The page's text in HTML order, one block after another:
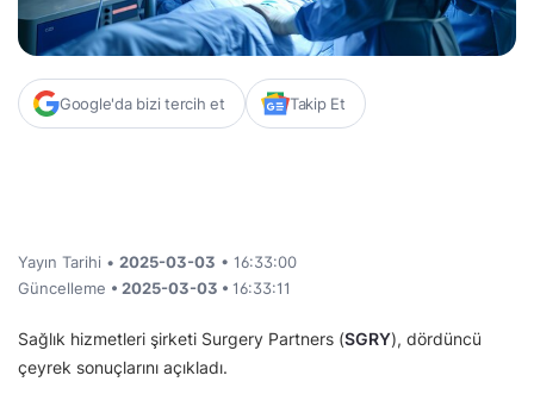
Google'da bizi tercih et Takip Et
Yayın Tarihi • 2025-03-03 • 16:33:00
Güncelleme • 2025-03-03 • 16:33:11
Sağlık hizmetleri şirketi Surgery Partners (SGRY), dördüncü
çeyrek sonuçlarını açıkladı.